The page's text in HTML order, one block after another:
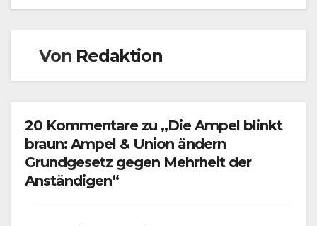
Von Redaktion
20 Kommentare zu „Die Ampel blinkt
braun: Ampel & Union ändern
Grundgesetz gegen Mehrheit der
Anständigen“